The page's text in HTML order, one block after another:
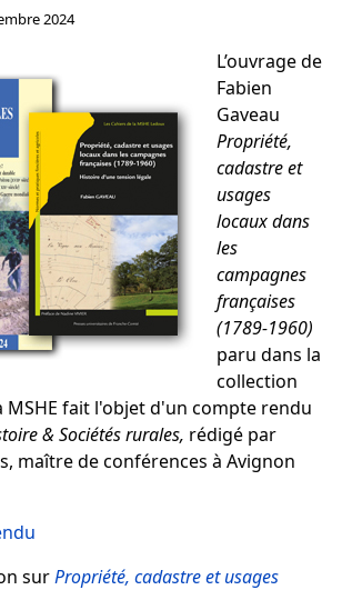
2024
L’ouvrage de
Fabien
Gaveau
Propriété,
cadastre et
usages
locaux dans
les
campagnes
françaises
(1789-1960)
paru dans la
collection
MSHE fait l'objet d'un compte rendu
& Sociétés rurales, rédigé par
maître de conférences à Avignon
surPropriété, cadastre et usages